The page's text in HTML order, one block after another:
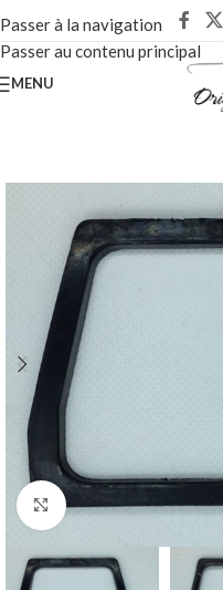
Passer à la navigation
Passer au contenu principal
MENU
Cliquez pour agrandir